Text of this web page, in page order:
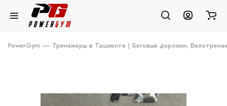
PowerGym — Тренажеры в Ташкенте | Беговые дорожки,